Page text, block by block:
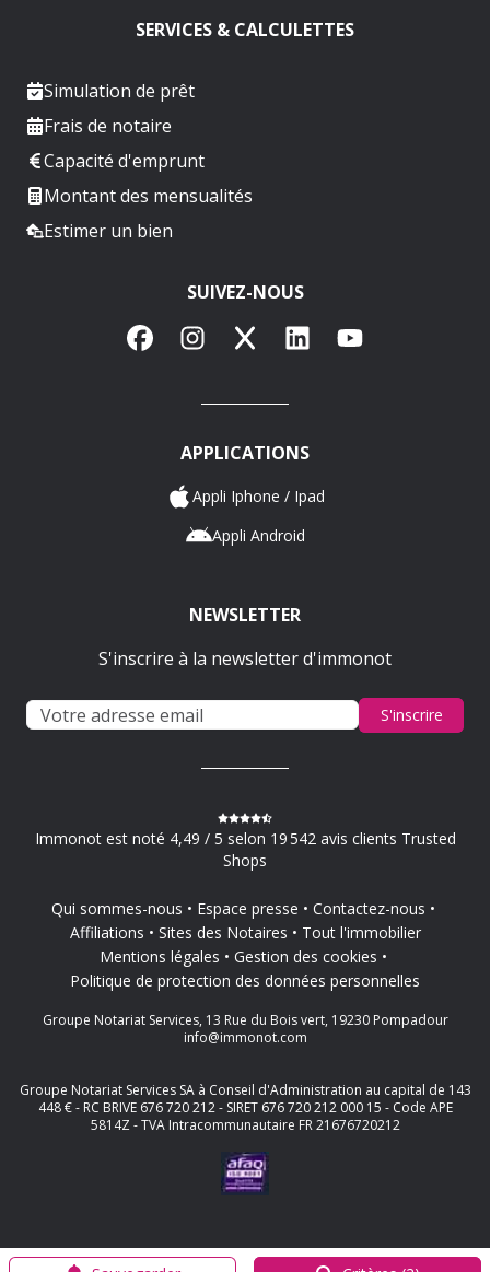
SERVICES & CALCULETTES
Simulation de prêt
Frais de notaire
Capacité d'emprunt
Montant des mensualités
Estimer un bien
SUIVEZ-NOUS
FacebookInstagram
X LinkedInYouTube
APPLICATIONS
Appli Iphone / Ipad
Appli Android
NEWSLETTER
S'inscrire à la newsletter d'immonot
S'inscrire
Immonot est noté 4,49 / 5 selon 19 542 avis clients Trusted
Shops
Qui sommes-nous Espace presse
Contactez-nous
Affiliations
Sites des Notaires
Tout l'immobilier
Mentions légales
Gestion des cookies
Politique de protection des données personnelles
Groupe Notariat Services, 13 Rue du Bois vert, 19230 Pompadour
info@immonot.com
Groupe Notariat Services SA à Conseil d'Administration au capital de 143
448 € - RC BRIVE 676 720 212 - SIRET 676 720 212 000 15 - Code APE
5814Z - TVA Intracommunautaire FR 21676720212